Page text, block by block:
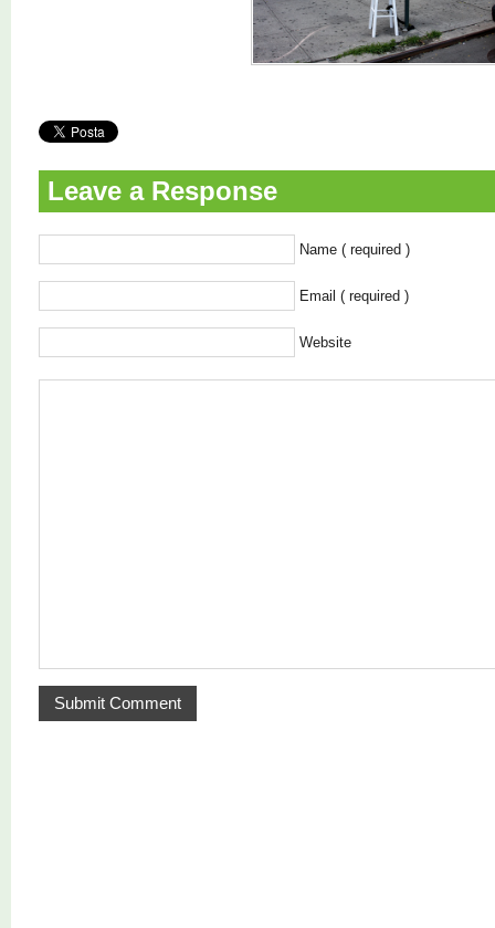
Leave a Response
Name ( required )
Email ( required )
Website